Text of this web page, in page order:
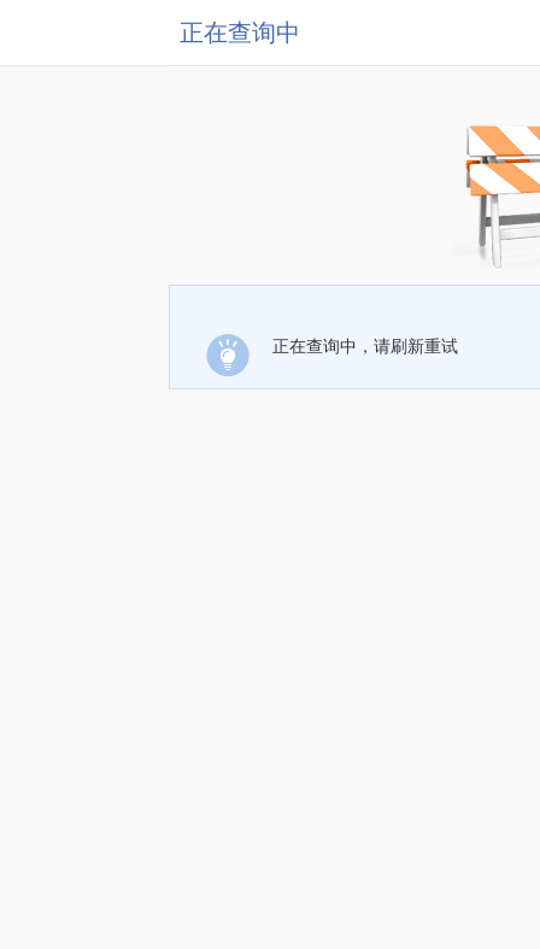
正在查询中
正在查询中，请刷新重试